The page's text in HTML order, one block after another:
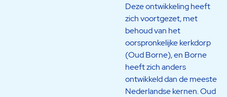
Deze ontwikkeling heeft
zich voortgezet, met
behoud van het
oorspronkelijke kerkdorp
(Oud Borne), en Borne
heeft zich anders
ontwikkeld dan de meeste
Nederlandse kernen. Oud